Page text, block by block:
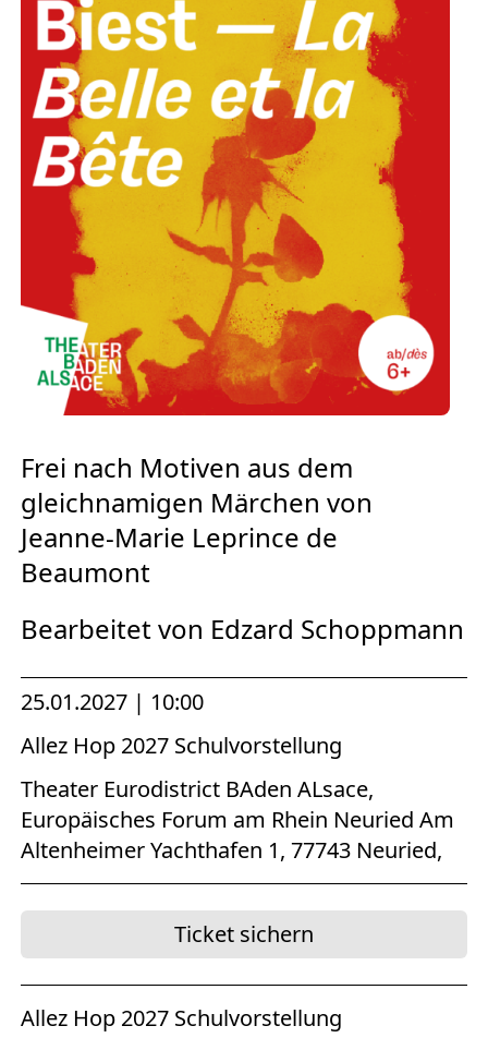
Europäischen Forum am Rhein
Förderer und Partner Theater BAden
ALsace
Services
Frei nach Motiven aus dem
gleichnamigen Märchen von
Jeanne-Marie Leprince de
Beaumont
Bearbeitet von Edzard Schoppmann
25.01.2027 | 10:00
Allez Hop 2027 Schulvorstellung
Theater Eurodistrict BAden ALsace,
Europäisches Forum am Rhein Neuried Am
Altenheimer Yachthafen 1, 77743 Neuried,
Ticket sichern
Allez Hop 2027 Schulvorstellung